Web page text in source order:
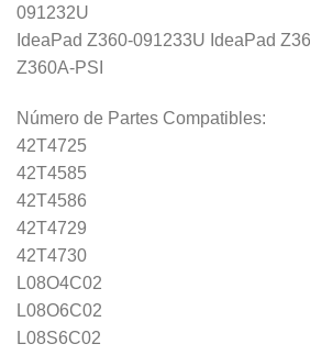
091232U
IdeaPad Z360-091233U IdeaPad
Z360A-PSI
Número de Partes Compatibles:
42T4725
42T4585
42T4586
42T4729
42T4730
L08O4C02
L08O6C02
L08S6C02